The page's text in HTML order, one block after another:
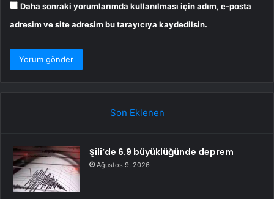
Daha sonraki yorumlarımda kullanılması için adım, e-posta
adresim ve site adresim bu tarayıcıya kaydedilsin.
Son Eklenen
Şili’de 6.9 büyüklüğünde deprem
Ağustos 9, 2026